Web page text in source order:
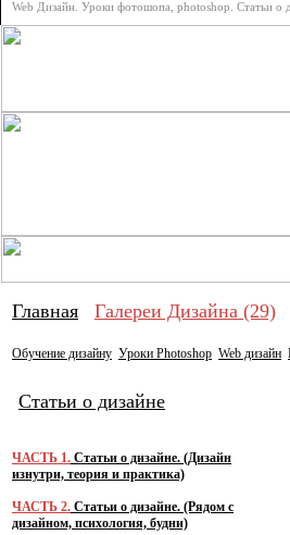
Web Дизайн. Уроки фотошопа, photoshop. Статьи о
Главная Галереи Дизайна (29)
Обучение дизайну Уроки Photoshop Web дизайн
Статьи о дизайне
ЧАСТЬ 1. Статьи о дизайне. (Дизайн
изнутри, теория и практика)
ЧАСТЬ 2. Статьи о дизайне. (Рядом с
дизайном, психология, будни)